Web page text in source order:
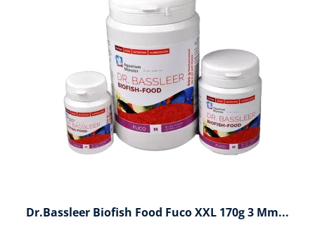
Dr.Bassleer Biofish Food Fuco XXL 170g 3 Mm...